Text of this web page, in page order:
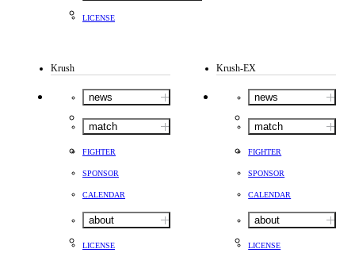
LICENSE
Krush
news
match
FIGHTER
SPONSOR
CALENDAR
about
LICENSE
Krush-EX
news
match
FIGHTER
SPONSOR
CALENDAR
about
LICENSE